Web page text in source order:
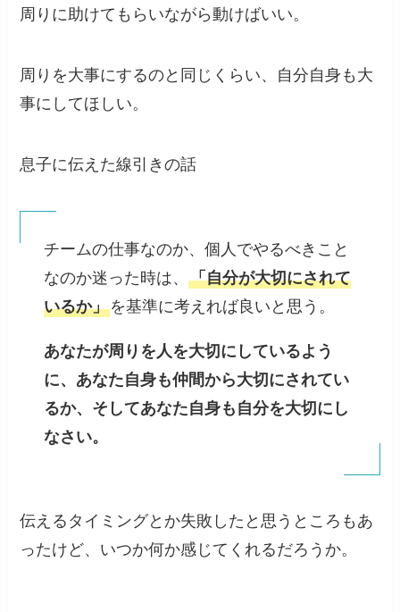
周りに助けてもらいながら動けばいい。
周りを大事にするのと同じくらい、自分自身も大
事にしてほしい。
息子に伝えた線引きの話
チームの仕事なのか、個人でやるべきこと
なのか迷った時は、「自分が大切にされて
いるか」を基準に考えれば良いと思う。
あなたが周りを人を大切にしているよう
に、あなた自身も仲間から大切にされてい
るか、そしてあなた自身も自分を大切にし
なさい。
伝えるタイミングとか失敗したと思うところもあ
ったけど、いつか何か感じてくれるだろうか。